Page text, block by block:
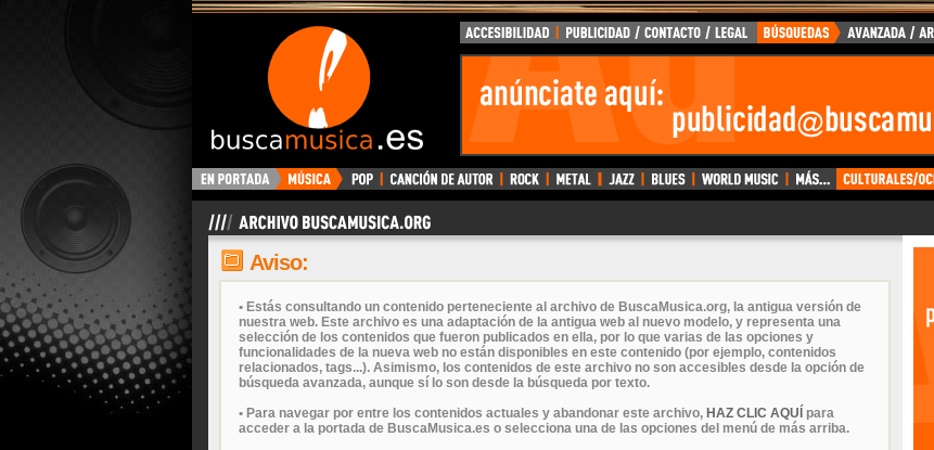
Aviso:
• Estás consultando un contenido perteneciente al archivo de BuscaMusica.org, la antigua versión de
nuestra web. Este archivo es una adaptación de la antigua web al nuevo modelo, y representa una
selección de los contenidos que fueron publicados en ella, por lo que varias de las opciones y
funcionalidades de la nueva web no están disponibles en este contenido (por ejemplo, contenidos
relacionados, tags...). Asimismo, los contenidos de este archivo no son accesibles desde la opción de
búsqueda avanzada, aunque sí lo son desde la búsqueda por texto.
• Para navegar por entre los contenidos actuales y abandonar este archivo, HAZ CLIC AQUÍ para
acceder a la portada de BuscaMusica.es o selecciona una de las opciones del menú de más arriba.